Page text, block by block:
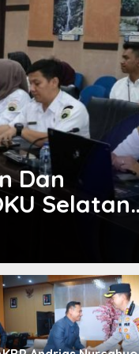
Dan
Selatan
Sumsel